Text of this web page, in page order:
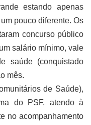
estando apenas
pouco diferente. Os
concurso público
salário mínimo, vale
saúde (conquistado
mês.
de Saúde),
do PSF, atendo à
no acompanhamento